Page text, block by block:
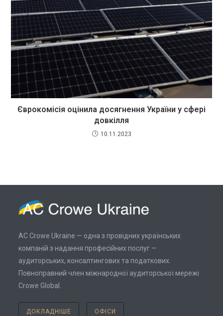
Єврокомісія оцінила досягнення України у сфері
довкілля
10.11.2023
AC Crowe Ukraine — одна з провідних українських
компаній з надання професійних послуг —
аудиторських, консалтингових та податкових.
Повноправний член міжнародної аудиторської мережі
Crowe Global.
ДОКЛАДНІШЕ ОФІСИ